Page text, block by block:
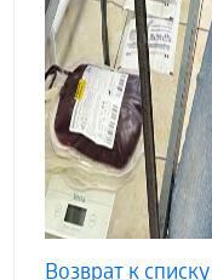
Возврат к списку